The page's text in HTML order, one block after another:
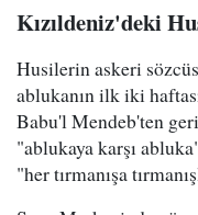
Kızıldeniz'deki
Husilerin askeri
ablukanın ilk iki
Babu'l Mendeb'ten
"ablukaya karşı
"her tırmanışa